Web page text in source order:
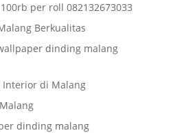
per roll 082132673033
Berkualitas
dinding malang
Interior di Malang
dinding malang